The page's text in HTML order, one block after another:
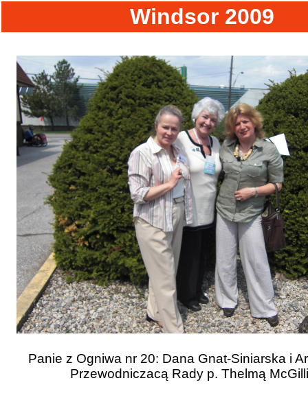
Windsor 2009
Panie z Ogniwa nr 20: Dana Gnat-Siniarska i
Przewodniczacą Rady p. Thelmą